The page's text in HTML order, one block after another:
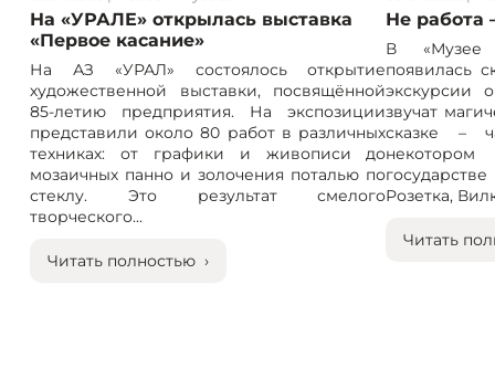
На «УРАЛЕ» открылась выставка
«Первое касание»
На АЗ «УРАЛ» состоялось открытие
художественной выставки, посвящённой
85-летию предприятия. На экспозиции
представили около 80 работ в различных
техниках: от графики и живописи до
мозаичных панно и золочения поталью по
стеклу. Это результат смелого
творческого...
Читать полностью ›
Не работа
В «Музее
появилась
экскурсии
звучат
сказке –
Розетка,
Читать